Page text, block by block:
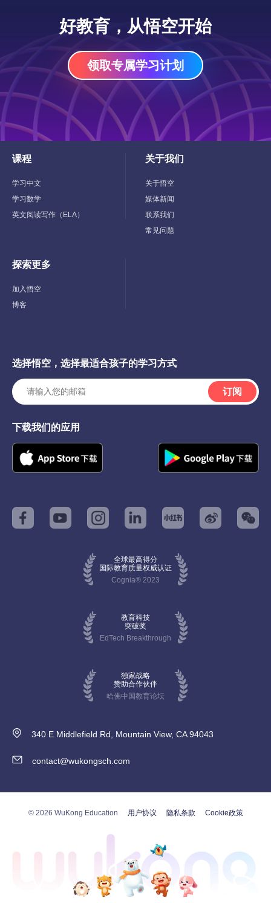
好教育，从悟空开始
领取专属学习计划
课程
Toggle
Menu
学习中文
学习数学
英文阅读写作（ELA）
关于我们
Toggle
Menu
关于悟空
媒体新闻
联系我们
常见问题
探索更多
Toggle
Menu
加入悟空
博客
选择悟空，选择最适合孩子的学习方式
订阅
下载我们的应用
全球最高得分
国际教育质量权威认证
Cognia® 2023
教育科技
突破奖
EdTech Breakthrough
独家战略
赞助合作伙伴
哈佛中国教育论坛
340 E Middlefield Rd, Mountain View, CA 94043
contact@wukongsch.com
© 2026 WuKong Education 用户协议 隐私条款 Cookie政策